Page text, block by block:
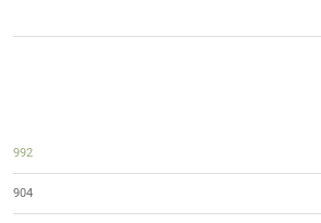
992
904